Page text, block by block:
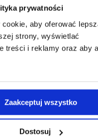
prywatności
aby oferować
strony, wyświetlać
treści i reklamy oraz aby
Zaakceptuj wszystko
Dostosuj
poduszki, nieźle
zwinięte kulki z papieru, a
Ważne, by nie
przesyłki, ale i nadają
przygnieceniu.
dobry pomysł na
paczki. Dodatkowo